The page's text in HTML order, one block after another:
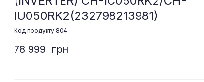
IU050RK2(232798213981)
Код продукту 804
78 999  грн